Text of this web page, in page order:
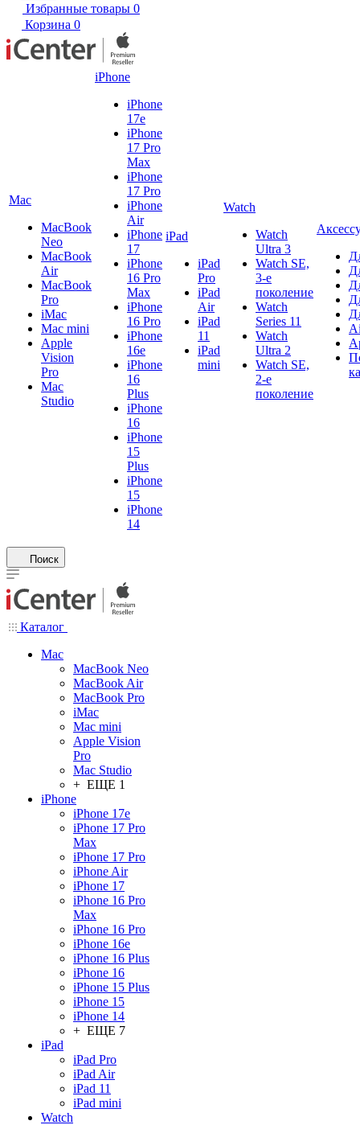
Избранные товары 0
Корзина 0
Mac
MacBook
Neo
MacBook
Air
MacBook
Pro
iMac
Mac mini
Apple
Vision
Pro
Mac
Studio
iPhone
iPhone
17e
iPhone
17 Pro
Max
iPhone
17 Pro
iPhone
Air
iPhone
17
iPhone
16 Pro
Max
iPhone
16 Pro
iPhone
16e
iPhone
16
Plus
iPhone
16
iPhone
15
Plus
iPhone
15
iPhone
14
iPad
iPad
Pro
iPad
Air
iPad
11
iPad
mini
Watch
Watch
Ultra 3
Watch SE,
3-е
поколение
Watch
Series 11
Watch
Ultra 2
Watch SE,
2-е
поколение
Поиск
Каталог
Mac
MacBook Neo
MacBook Air
MacBook Pro
iMac
Mac mini
Apple Vision
Pro
Mac Studio
+ ЕЩЕ 1
iPhone
iPhone 17e
iPhone 17 Pro
Max
iPhone 17 Pro
iPhone Air
iPhone 17
iPhone 16 Pro
Max
iPhone 16 Pro
iPhone 16e
iPhone 16 Plus
iPhone 16
iPhone 15 Plus
iPhone 15
iPhone 14
+ ЕЩЕ 7
iPad
iPad Pro
iPad Air
iPad 11
iPad mini
Watch